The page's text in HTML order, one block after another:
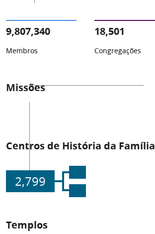
9,807,340
Membros
18,501
Congregações
Missões
Centros de História da Família
2,799
Templos